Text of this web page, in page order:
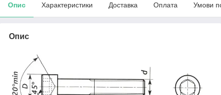
Опис Характеристики Доставка Оплата Умови
Опис